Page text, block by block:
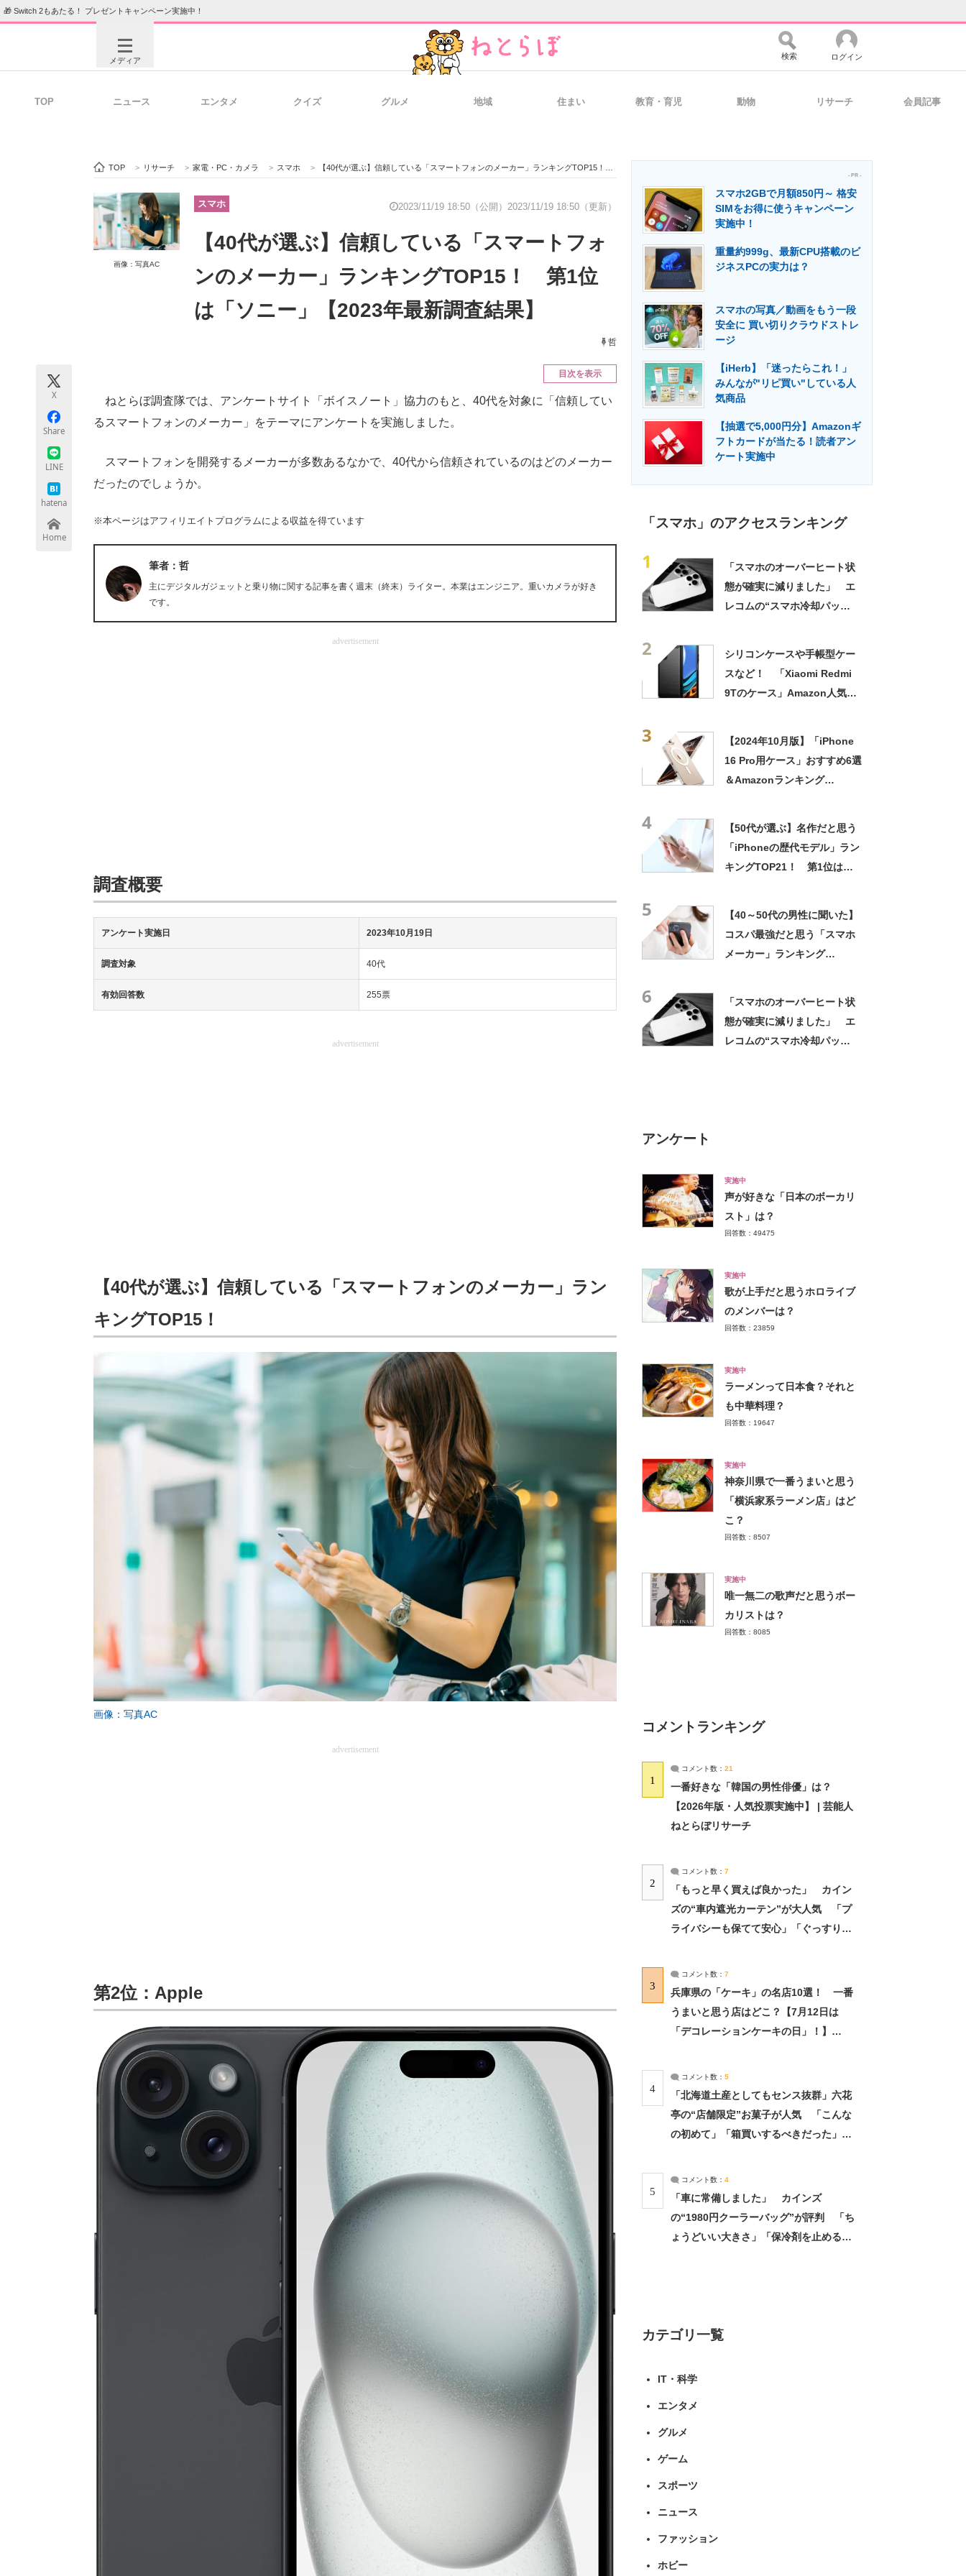
🎁 Switch 2もあたる！ プレゼントキャンペーン実施中！
メディア
ビジネスと働き方のヒント 経営リーダーのコミュニティ マーケ×ITの今がよく分かる
ITエンジニア向け専門サイト 製造業のIT導入・活用を支援
エネルギーの専門メディア 建設×テクノロジーの最前線
ちょっと気になるネットの話題
検索 ログイン
TOP ニュース エンタメ クイズ グルメ 地域 住まい 教育・育児 動物 リサーチ 会員記事
TOP > リサーチ > 家電・PC・カメラ > スマホ > 【40代が選ぶ】信頼している「スマートフォンのメーカー」ランキングTOP15！ 第1位は「ソニー」【2023年最新調査結果】
画像：写真AC
スマホ 2023/11/19 18:50（公開） 2023/11/19 18:50（更新）
【40代が選ぶ】信頼している「スマートフォ
ンのメーカー」ランキングTOP15！ 第1位
は「ソニー」【2023年最新調査結果】
哲
X
Share
LINE
hatena
Home
目次を表示
ねとらぼ調査隊では、アンケートサイト「ボイスノート」協力のもと、40代を対象に「信頼してい
るスマートフォンのメーカー」をテーマにアンケートを実施しました。
スマートフォンを開発するメーカーが多数あるなかで、40代から信頼されているのはどのメーカー
だったのでしょうか。
※本ページはアフィリエイトプログラムによる収益を得ています
筆者：哲
主にデジタルガジェットと乗り物に関する記事を書く週末（終末）ライター。本業はエンジニア。重いカメラが好き
です。
advertisement
調査概要
アンケート実施日 2023年10月19日
調査対象 40代
有効回答数 255票
advertisement
【40代が選ぶ】信頼している「スマートフォンのメーカー」ラン
キングTOP15！
画像：写真AC
advertisement
第2位：Apple
- PR -
スマホ2GBで月額850円～ 格安
SIMをお得に使うキャンペーン
実施中！
重量約999g、最新CPU搭載のビ
ジネスPCの実力は？
スマホの写真／動画をもう一段
安全に 買い切りクラウドストレ
ージ
【iHerb】「迷ったらこれ！」
みんなが"リピ買い"している人
気商品
【抽選で5,000円分】Amazonギ
フトカードが当たる！読者アン
ケート実施中
「スマホ」のアクセスランキング
1
「スマホのオーバーヒート状
態が確実に減りました」 エ
レコムの“スマホ冷却パッ
2
シリコンケースや手帳型ケー
スなど！ 「Xiaomi Redmi
9Tのケース」Amazon人気ラ
3
【2024年10月版】「iPhone
16 Pro用ケース」おすすめ6選
＆Amazonランキング
4
【50代が選ぶ】名作だと思う
「iPhoneの歴代モデル」ラン
キングTOP21！ 第1位は
5
【40～50代の男性に聞いた】
コスパ最強だと思う「スマホ
メーカー」ランキング
6
「スマホのオーバーヒート状
態が確実に減りました」 エ
レコムの“スマホ冷却パッ
アンケート
実施中
声が好きな「日本のボーカリ
スト」は？
回答数：49475
実施中
歌が上手だと思うホロライブ
のメンバーは？
回答数：23859
実施中
ラーメンって日本食？それと
も中華料理？
回答数：19647
実施中
神奈川県で一番うまいと思う
「横浜家系ラーメン店」はど
こ？
回答数：8507
実施中
唯一無二の歌声だと思うボー
カリストは？
回答数：8085
コメントランキング
1
コメント数： 21
一番好きな「韓国の男性俳優」は？
【2026年版・人気投票実施中】 | 芸能人
ねとらぼリサーチ
2
コメント数： 7
「もっと早く買えば良かった」 カイン
ズの“車内遮光カーテン”が大人気 「プ
ライバシーも保てて安心」「ぐっすり眠
3
コメント数： 7
兵庫県の「ケーキ」の名店10選！ 一番
うまいと思う店はどこ？【7月12日は
「デコレーションケーキの日」！】
4
コメント数： 5
「北海道土産としてもセンス抜群」六花
亭の“店舗限定”お菓子が人気 「こんな
の初めて」「箱買いするべきだった」
5
コメント数： 4
「車に常備しました」 カインズ
の“1980円クーラーバッグ”が評判 「ち
ょうどいい大きさ」「保冷剤を止めるベ
カテゴリ一覧
IT・科学
エンタメ
グルメ
ゲーム
スポーツ
ニュース
ファッション
ホビー